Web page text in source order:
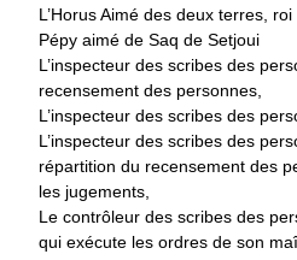
L’Horus Aimé des deux terres,
Pépy aimé de Saq de Setjoui
L’inspecteur des scribes des
recensement des personnes,
L’inspecteur des scribes des
L’inspecteur des scribes des
répartition du recensement des
les jugements,
Le contrôleur des scribes des
qui exécute les ordres de son